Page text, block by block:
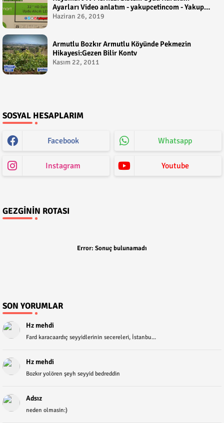
Ayarları Video anlatım - yakupcetincom - Yakup
Çetin
Haziran 26, 2019
Armutlu Bozkır Armutlu Köyünde Pekmezin
Hikayesi:Gezen Bilir Kontv
Kasım 22, 2011
SOSYAL HESAPLARIM
Facebook Whatsapp
Instagram Youtube
GEZGININ ROTASI
Error: Sonuç bulunamadı
SON YORUMLAR
Hz mehdi
Fard karacaardıç seyyidlerinin secereleri, İstanbu...
Hz mehdi
Bozkır yolören şeyh seyyid bedreddin
Adsız
neden olmasin:)